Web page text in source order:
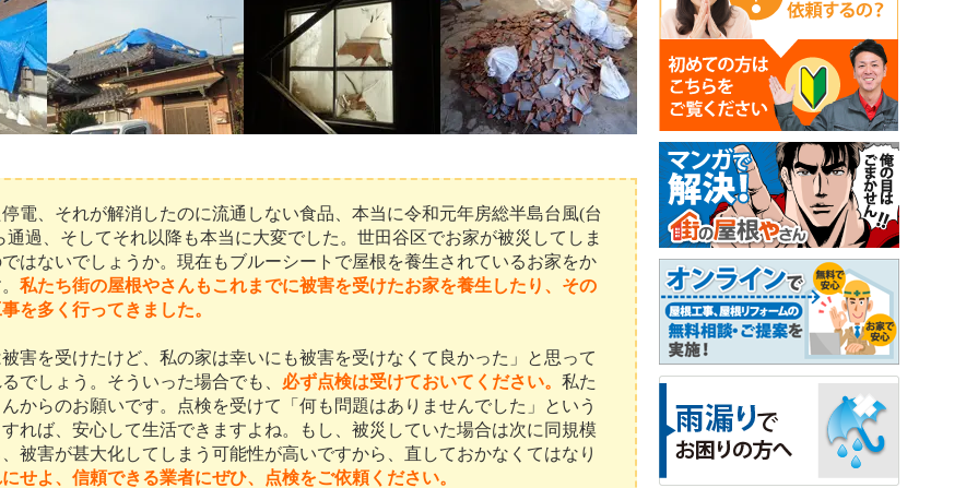
電、それが解消したのに流通しない食品、本当に令和元年房総半島台風(台
通過、そしてそれ以降も本当に大変でした。世田谷区でお家が被災してしま
はないでしょうか。現在もブルーシートで屋根を養生されているお家をか
私たち街の屋根やさんもこれまでに被害を受けたお家を養生したり、その
を多く行ってきました。
害を受けたけど、私の家は幸いにも被害を受けなくて良かった」と思って
でしょう。そういった場合でも、 必ず点検は受けておいてください。 私た
からのお願いです。点検を受けて「何も問題はありませんでした」という
れば、安心して生活できますよね。もし、被災していた場合は次に同規模
被害が甚大化してしまう可能性が高いですから、直しておかなくてはなり
せよ、信頼できる業者にぜひ、点検をご依頼ください。